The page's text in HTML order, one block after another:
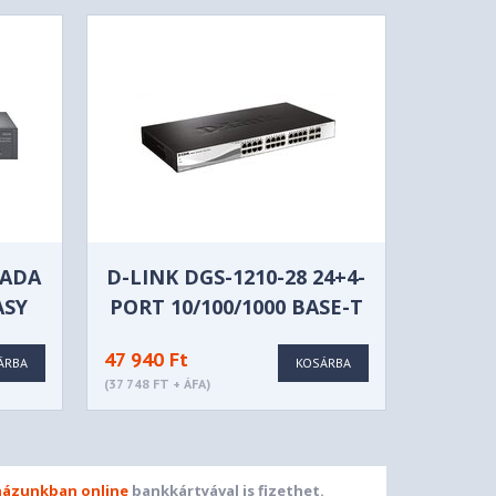
D-LINK DGS-1210-28 24+4-
PORT 10/100/1000 BASE-T
T /SFP PORTS
47 940 Ft
(37 748 FT + ÁFA)
KOSÁRBA
online bankkártyával is fizethet.